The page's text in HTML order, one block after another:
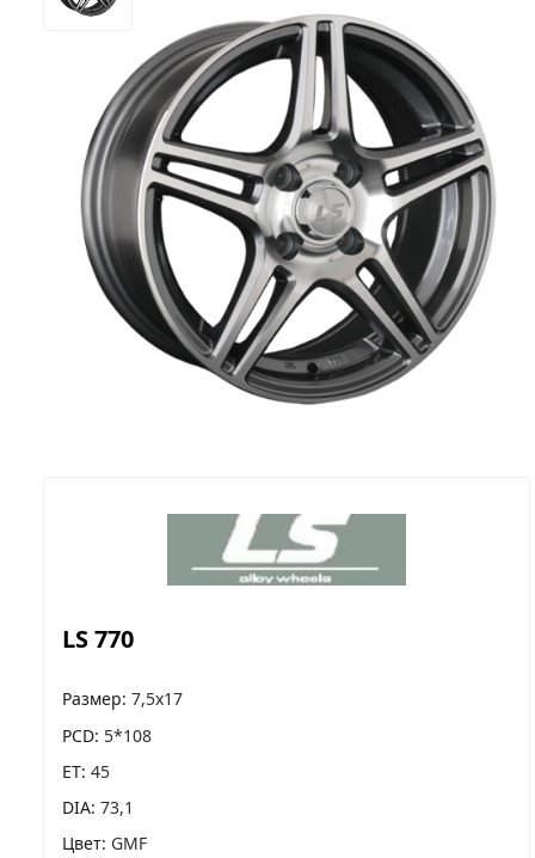
LS 770
Размер 7,5x17
PCD 5*108
ET 45
DIA 73,1
Цвет GMF